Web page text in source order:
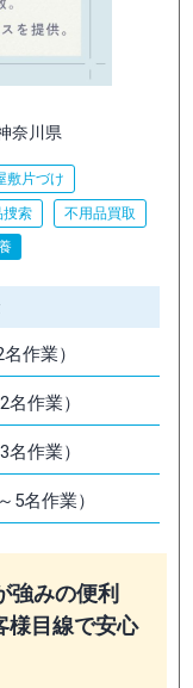
奈川県
敷片づけ
捜索
不用品買取
作業）
名作業）
名作業）
5名作業）
強みの便利
様目線で安心